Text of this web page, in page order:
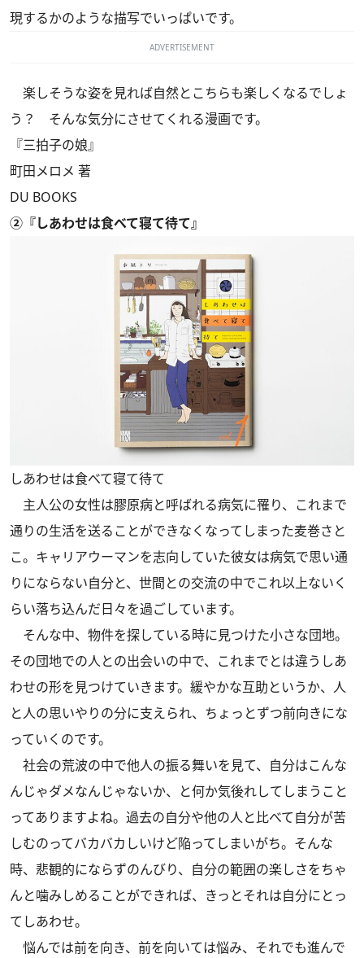
現するかのような描写でいっぱいです。
ADVERTISEMENT
楽しそうな姿を見れば自然とこちらも楽しくなるでしょ
う？ そんな気分にさせてくれる漫画です。
『三拍子の娘』
町田メロメ 著
DU BOOKS
②『しあわせは食べて寝て待て』
しあわせは食べて寝て待て
主人公の女性は膠原病と呼ばれる病気に罹り、これまで
通りの生活を送ることができなくなってしまった麦巻さと
こ。キャリアウーマンを志向していた彼女は病気で思い通
りにならない自分と、世間との交流の中でこれ以上ないく
らい落ち込んだ日々を過ごしています。
そんな中、物件を探している時に見つけた小さな団地。
その団地での人との出会いの中で、これまでとは違うしあ
わせの形を見つけていきます。緩やかな互助というか、人
と人の思いやりの分に支えられ、ちょっとずつ前向きにな
っていくのです。
社会の荒波の中で他人の振る舞いを見て、自分はこんな
んじゃダメなんじゃないか、と何か気後れしてしまうこと
ってありますよね。過去の自分や他の人と比べて自分が苦
しむのってバカバカしいけど陥ってしまいがち。そんな
時、悲観的にならずのんびり、自分の範囲の楽しさをちゃ
んと噛みしめることができれば、きっとそれは自分にとっ
てしあわせ。
悩んでは前を向き、前を向いては悩み、それでも進んで